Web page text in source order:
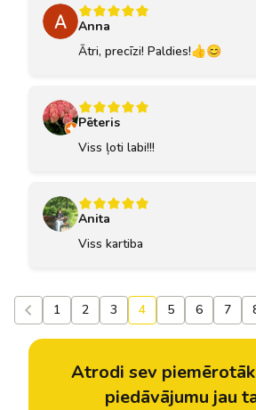
Anna
Ātri, precīzi! Paldies!👍😊
Pēteris
Viss ļoti labi!!!
Anita
Viss kartiba
1 2 3 4 5 6 7
Atrodi sev
piedāvājumu jau